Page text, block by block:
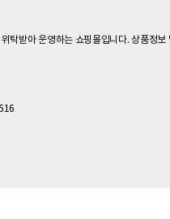
탁받아 운영하는 쇼핑몰입니다. 상품정